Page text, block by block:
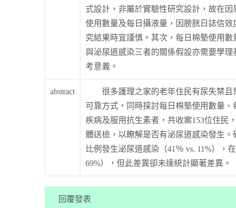
式設計，非屬於實驗性研究設計，故在
使用數量及每日攝液量，因膀胱日誌信
究結果時宜謹慎。其次，每日棉墊使用
與泌尿道感染三者的關係假設亦需要學
考意義。
abstract
很多護理之家的老年住民有尿失禁且
可靠方式，同時探討每日棉墊使用數量
疾病及服用抗生素者，共收案153位住民
體送檢，以瞭解是否有泌尿道感染發生
比例發生泌尿道感染（41％ vs. 11%），
69%），但此差異卻未達統計顯著差異。
回覆發表